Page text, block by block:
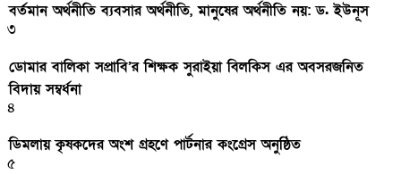
বর্তমান অর্থনীতি ব্যবসার অর্থনীতি, মানুষের অর্থনীতি নয়: ড. ইউনূস
৩
ডোমার বালিকা সপ্রাবি’র শিক্ষক সুরাইয়া বিলকিস এর অবসরজনিত
বিদায় সম্বর্ধনা
৪
ডিমলায় কৃষকদের অংশ গ্রহণে পার্টনার কংগ্রেস অনুষ্ঠিত
৫